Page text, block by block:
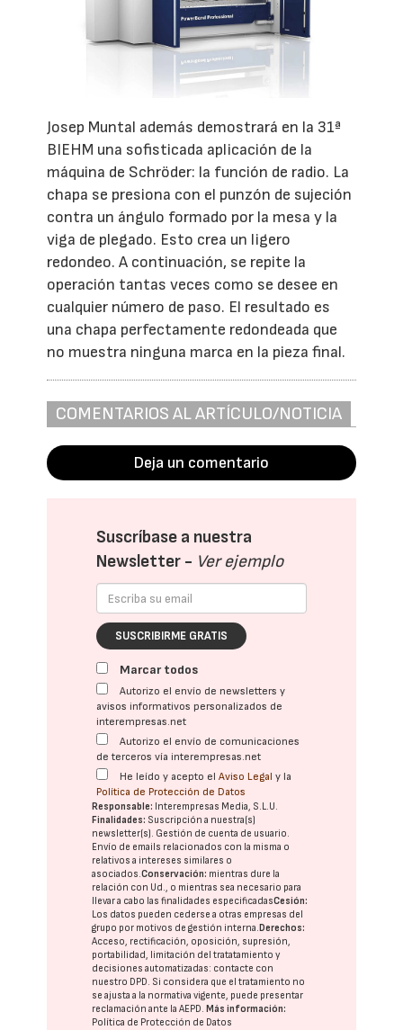
Josep Muntal además demostrará en la 31ª
BIEHM una sofisticada aplicación de la
máquina de Schröder: la función de radio. La
chapa se presiona con el punzón de sujeción
contra un ángulo formado por la mesa y la
viga de plegado. Esto crea un ligero
redondeo. A continuación, se repite la
operación tantas veces como se desee en
cualquier número de paso. El resultado es
una chapa perfectamente redondeada que
no muestra ninguna marca en la pieza final.
COMENTARIOS AL ARTÍCULO/NOTICIA
Deja un comentario
Suscríbase a nuestra
Newsletter - Ver ejemplo
SUSCRIBIRME GRATIS
Marcar todos
Autorizo el envío de newsletters y
avisos informativos personalizados de
interempresas.net
Autorizo el envío de comunicaciones
de terceros vía interempresas.net
He leído y acepto elAviso Legal y la
Política de Protección de Datos
Responsable: Interempresas Media, S.L.U.
Finalidades: Suscripción a nuestra(s)
newsletter(s). Gestión de cuenta de usuario.
Envío de emails relacionados con la misma o
relativos a intereses similares o
asociados.Conservación: mientras dure la
relación con Ud., o mientras sea necesario para
llevar a cabo las finalidades especificadasCesión:
Los datos pueden cederse a otras empresas del
grupo por motivos de gestión interna. Derechos:
Acceso, rectificación, oposición, supresión,
portabilidad, limitación del tratatamiento y
decisiones automatizadas: contacte con
nuestro DPD. Si considera que el tratamiento no
se ajusta a la normativa vigente, puede presentar
reclamación ante laAEPD. Más información:
Política de Protección de Datos